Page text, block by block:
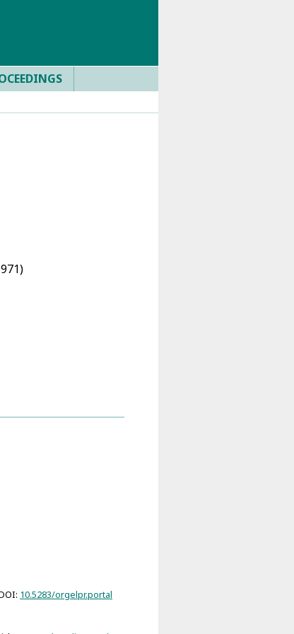
10.5283/orgelpr.portal